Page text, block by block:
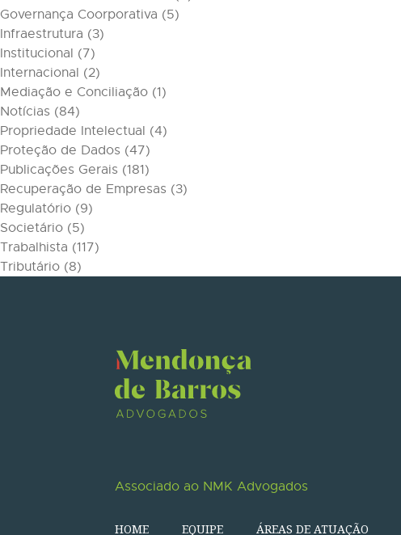
Governança Coorporativa (5)
Infraestrutura (3)
Institucional (7)
Internacional (2)
Mediação e Conciliação (1)
Notícias (84)
Propriedade Intelectual (4)
Proteção de Dados (47)
Publicações Gerais (181)
Recuperação de Empresas (3)
Regulatório (9)
Societário (5)
Trabalhista (117)
Tributário (8)
Associado ao NMK Advogados
HOME EQUIPE ÁREAS DE ATUAÇÃO